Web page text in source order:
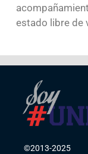
estado libre de
©2013-2025